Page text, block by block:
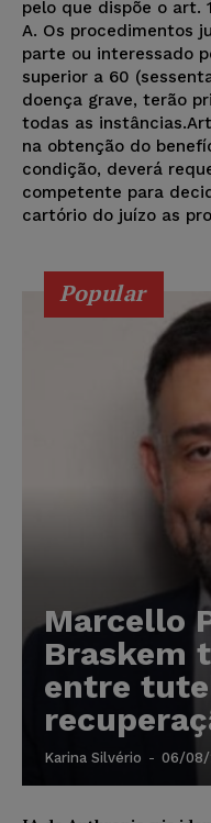
pelo que dispõe o art.
A. Os procedimentos
parte ou interessado
superior a 60
doença grave, terão
todas as
na obtenção do
condição, deverá
competente para
cartório do juízo as
Popular
Marcello
Braskem
entre
Karina Silvério - 06/08/